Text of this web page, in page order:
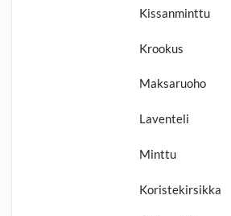
Kissanminttu
Krookus
Maksaruoho
Laventeli
Minttu
Koristekirsikka